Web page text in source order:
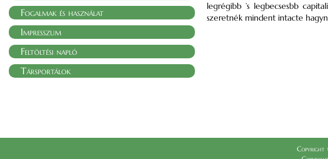
Fogalmak és használat
Impresszum
Feltöltési napló
Társportálok
legrégibb ’s legbecsesbb
szeretnék mindent intacte
Copyright